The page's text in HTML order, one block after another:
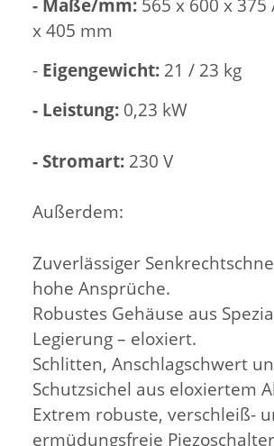
- Maße/mm: 565 x 600 x 375
x 405 mm
- Eigengewicht: 21 / 23 kg
- Leistung: 0,23 kW
- Stromart: 230 V
Außerdem:
Zuverlässiger
hohe Ansprüche.
Robustes Gehäuse aus
Legierung – eloxiert.
Schlitten, Anschlagschwert
Schutzsichel aus eloxiertem
Extrem robuste, verschleiß-
ermüdungsfreie